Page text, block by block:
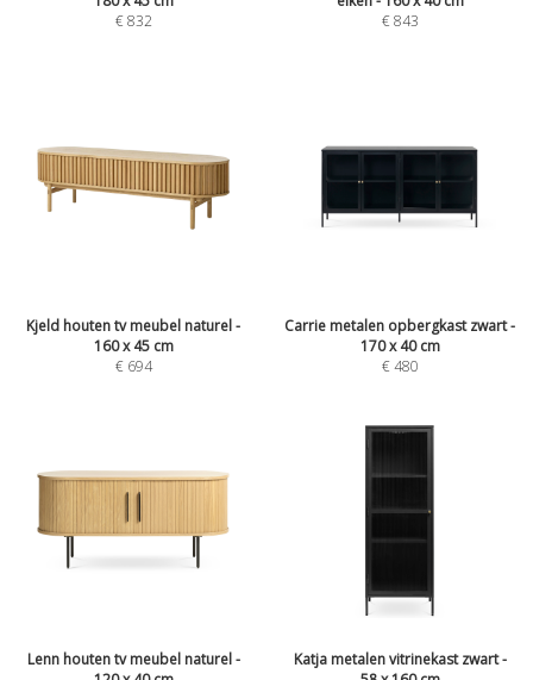
€832
€843
Kjeld houten tv meubel naturel -
160 x 45 cm
€ 694
Carrie metalen opbergkast zwart -
170 x 40 cm
€480
Lenn houten tv meubel naturel -
Katja metalen vitrinekast zwart -